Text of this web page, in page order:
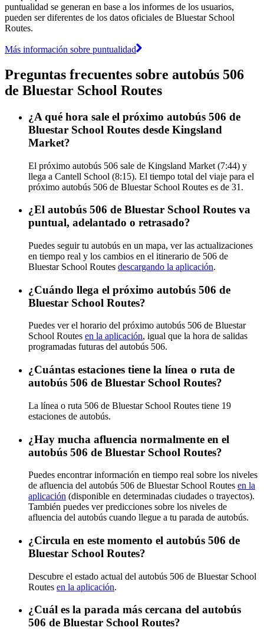
puntualidad se generan en base a los informes de los usuarios,
pueden ser diferentes de los datos oficiales de Bluestar School
Routes.
Más información sobre puntualidad
Preguntas frecuentes sobre autobús 506
de Bluestar School Routes
¿A qué hora sale el próximo autobús 506 de
Bluestar School Routes desde Kingsland
Market?
El próximo autobús 506 sale de Kingsland Market (7:44) y
llega a Cantell School (8:15). El tiempo total del viaje para el
próximo autobús 506 de Bluestar School Routes es de 31.
¿El autobús 506 de Bluestar School Routes va
puntual, adelantado o retrasado?
Puedes seguir tu autobús en un mapa, ver las actualizaciones
en tiempo real y los cambios en el itinerario de 506 de
Bluestar School Routes descargando la aplicación.
¿Cuándo llega el próximo autobús 506 de
Bluestar School Routes?
Puedes ver el horario del próximo autobús 506 de Bluestar
School Routes en la aplicación, igual que la hora de salidas
programadas futuras del autobús 506.
¿Cuántas estaciones tiene la línea o ruta de
autobús 506 de Bluestar School Routes?
La línea o ruta 506 de Bluestar School Routes tiene 19
estaciones de autobús.
¿Hay mucha afluencia normalmente en el
autobús 506 de Bluestar School Routes?
Puedes encontrar información en tiempo real sobre los niveles
de afluencia del autobús 506 de Bluestar School Routes en la
aplicación (disponible en determinadas ciudades o trayectos).
También puedes ver predicciones sobre los niveles de
afluencia del autobús cuando llegue a tu parada de autobús.
¿Circula en este momento el autobús 506 de
Bluestar School Routes?
Descubre el estado actual del autobús 506 de Bluestar School
Routes en la aplicación.
¿Cuál es la parada más cercana del autobús
506 de Bluestar School Routes?